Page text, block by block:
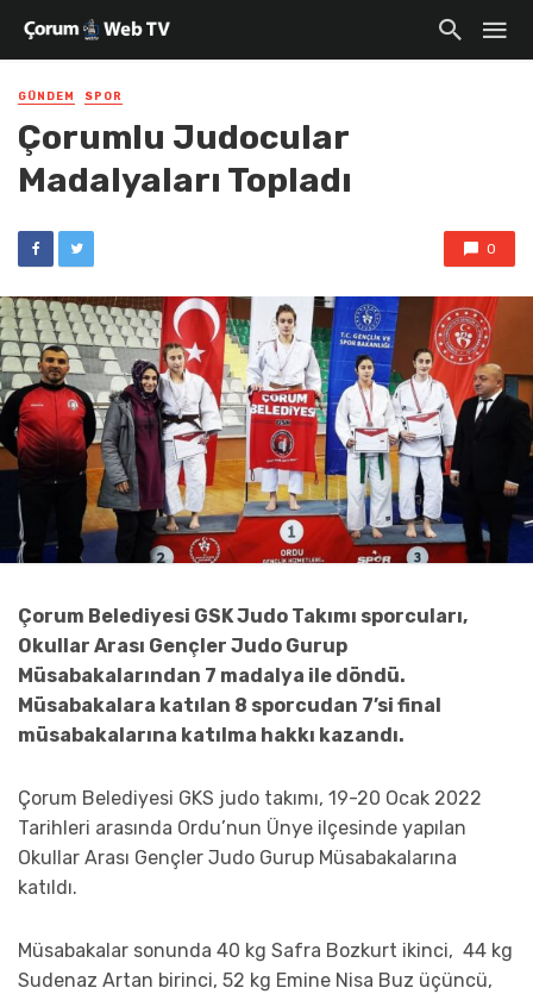
GÜNDEM SPOR
Çorumlu Judocular
Madalyaları Topladı
0
Çorum Belediyesi GSK Judo Takımı sporcuları,
Okullar Arası Gençler Judo Gurup
Müsabakalarından 7 madalya ile döndü.
Müsabakalara katılan 8 sporcudan 7’si final
müsabakalarına katılma hakkı kazandı.
Çorum Belediyesi GKS judo takımı, 19-20 Ocak 2022
Tarihleri arasında Ordu’nun Ünye ilçesinde yapılan
Okullar Arası Gençler Judo Gurup Müsabakalarına
katıldı.
Müsabakalar sonunda 40 kg Safra Bozkurt ikinci, 44 kg
Sudenaz Artan birinci, 52 kg Emine Nisa Buz üçüncü,